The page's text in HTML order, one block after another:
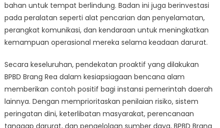
bahan untuk tempat berlindung. Badan ini juga berinvestasi
pada peralatan seperti alat pencarian dan penyelamatan,
perangkat komunikasi, dan kendaraan untuk meningkatkan
kemampuan operasional mereka selama keadaan darurat.
Secara keseluruhan, pendekatan proaktif yang dilakukan
BPBD Brang Rea dalam kesiapsiagaan bencana alam
memberikan contoh positif bagi instansi pemerintah daerah
lainnya. Dengan memprioritaskan penilaian risiko, sistem
peringatan dini, keterlibatan masyarakat, perencanaan
tanggap darurat, dan pengelolaan sumber daya, BPBD Brang